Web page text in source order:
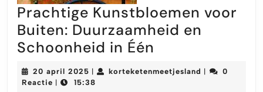
Prachtige Kunstbloemen voor
Buiten: Duurzaamheid en
Schoonheid in Één
Kunstbloemen
voor
20 april 2025 20
april
| korteketenmeetjesland |
0
Reactie | 15:38